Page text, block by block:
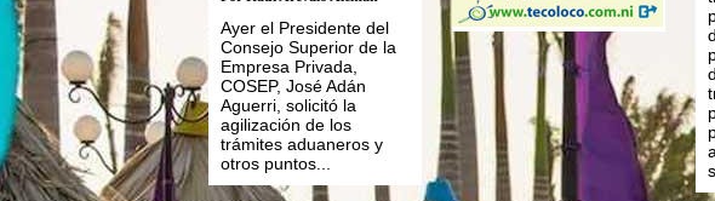
Ayer el Presidente del
Consejo Superior de la
Empresa Privada,
COSEP, José Adán
Aguerri, solicitó la
agilización de los
trámites aduaneros y
otros puntos...